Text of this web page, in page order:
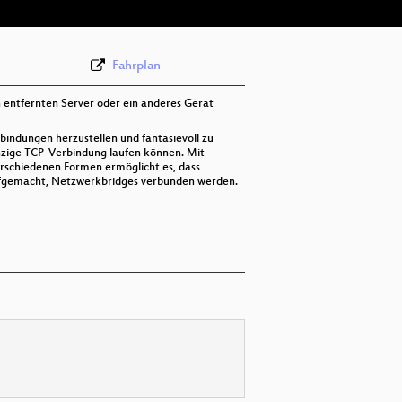
Fahrplan
entfernten Server oder ein anderes Gerät
herzustellen und fantasievoll zu
TCP-Verbindung laufen können. Mit
Formen ermöglicht es, dass
Netzwerkbridges verbunden werden.